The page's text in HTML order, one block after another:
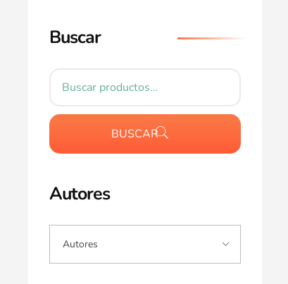
Buscar
BUSCAR
Autores